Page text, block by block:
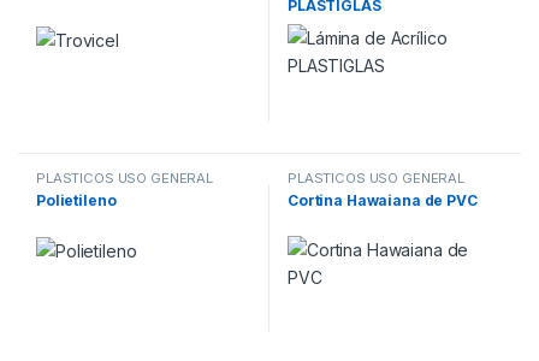
PLASTIGLAS
PLASTICOS USO GENERAL
Polietileno
PLASTICOS USO GENERAL
Cortina Hawaiana de PVC